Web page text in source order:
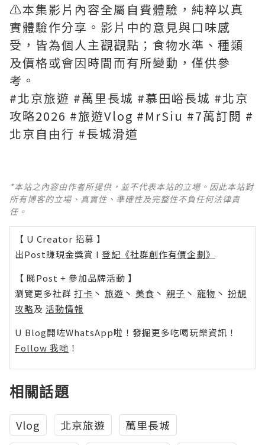
⚠️本集影片內容全屬自費體驗，純粹以真
實體驗作分享。影片中的意見與口味感
受，皆為個人主觀觀點；食物水準、種類
及價格或會因時間而有所變動，僅供參
考。
#北京旅遊 #萬里長城 #慕田峪長城 #北京
攻略2026 #旅遊Vlog #MrSiu #7萬訂閱 #
北京自由行 #長城滑道
*本站之內容由作者所提供，並不代表本站的立場。因此本站對
所有博客的立場、真實性、準確性及完整性不負任何法律責
任。
【 U Creator 招募 】
出Post賺現金獎賞 l 登記《社群創作有價企劃》
【 睇Post + 參加品牌活動 】
瀏覽更多社群 打卡 丶 旅遊 丶 美食 丶 親子 丶 寵物 丶 扮靚
攻略及 活動情報
U Blog開咗WhatsApp啦！發掘更多吃喝玩樂資訊！
Follow 我哋 ！
相關話題
Vlog 北京旅遊
萬里長城